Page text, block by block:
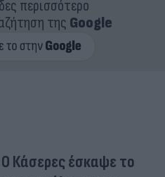
περισσότερο
της Google
Κάσερες έσκαψε το